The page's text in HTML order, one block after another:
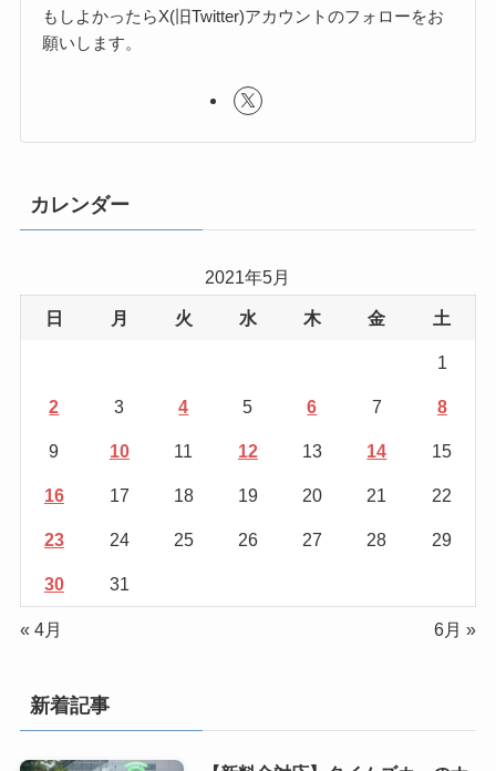
もしよかったらX(旧Twitter)アカウントのフォローをお
願いします。
カレンダー
2021年5月
日 月 火 水 木 金 土
1
2 3 4 5 6 7 8
9 10 11 12 13 14 15
16 17 18 19 20 21 22
23 24 25 26 27 28 29
30 31
« 4月 6月 »
新着記事